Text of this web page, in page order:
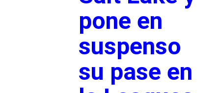
pone en
suspenso
su pase en